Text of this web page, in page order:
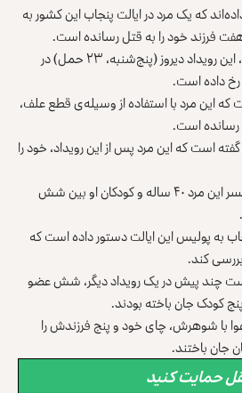
که یک مرد در ایالت پنجاب این کشور به
فرزند خود را به قتل رسانده است.
، این‌ رویداد دیروز (پنج‌شنبه، ۲۳ حمل) در
داده است.
که این مرد با استفاده از وسیله‌ی قطع علف،
است.
است که این مرد پس از این رویداد، خود را
به گفته‌ی پولیس پنجاب، همسر این مرد ۴۰ ساله و کودکان او بین شش
به پولیس این ایالت دستور داده است که
کند.
است چند پیش در‌ یک رویداد دیگر، شش عضو
کودک جان باخته بودند.
با شوهرش، چای خود و پنج فرزندش را
جان باختند.
حمایت کنید